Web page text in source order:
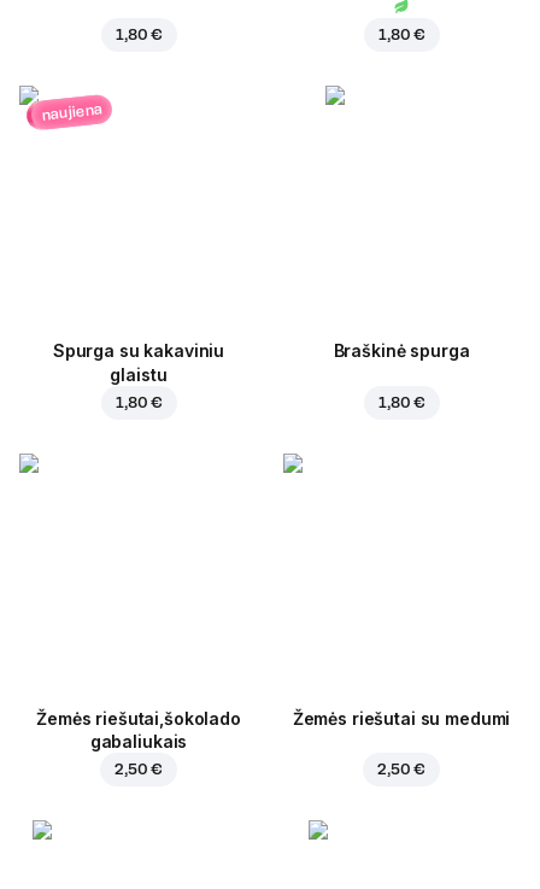
1,80 € 1,80 €
naujiena
Spurga su kakaviniu
glaistu
1,80 €
Braškinė spurga
1,80 €
Žemės riešutai,šokolado
gabaliukais
2,50 €
Žemės riešutai su medumi
2,50 €